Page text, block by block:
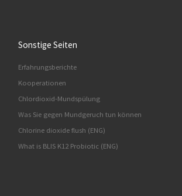
Sonstige Seiten
Erfahrungsberichte
Kooperationen
Chlordioxid-Mundspülung
Was Sie gegen Mundgeruch tun können
Chlorine dioxide flush (ENG)
What is BLIS K12 Probiotic (ENG)